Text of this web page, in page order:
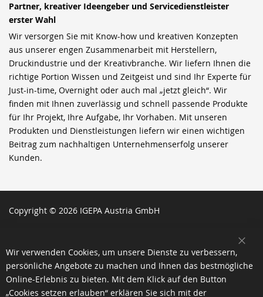
Partner, kreativer Ideengeber und Servicedienstleister
erster Wahl
Wir versorgen Sie mit Know-how und kreativen Konzepten
aus unserer engen Zusammenarbeit mit Herstellern,
Druckindustrie und der Kreativbranche. Wir liefern Ihnen die
richtige Portion Wissen und Zeitgeist und sind Ihr Experte für
Just-in-time, Overnight oder auch mal „jetzt gleich“. Wir
finden mit Ihnen zuverlässig und schnell passende Produkte
für Ihr Projekt, Ihre Aufgabe, Ihr Vorhaben. Mit unseren
Produkten und Dienstleistungen liefern wir einen wichtigen
Beitrag zum nachhaltigen Unternehmenserfolg unserer
Kunden.
Copyright © 2026 IGEPA Austria GmbH
Wir verwenden Cookies, um unsere Dienste zu verbessern,
persönliche Angebote zu machen und Ihnen das bestmögliche
Online-Erlebnis zu bieten. Mit dem Klick auf den Button
„Cookies setzen erlauben“ erklären Sie sich mit der